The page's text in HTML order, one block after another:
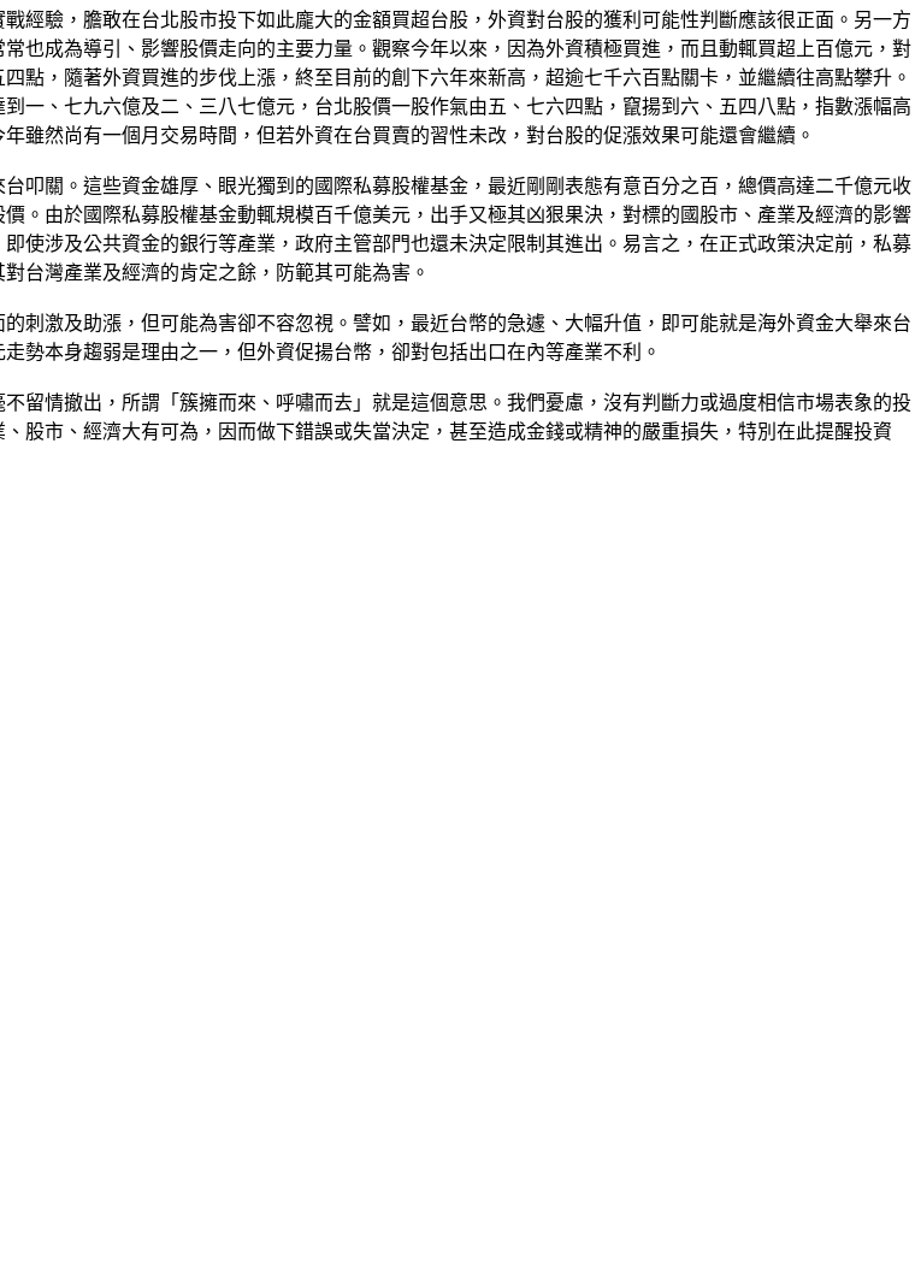
經驗，膽敢在台北股市投下如此龐大的金額買超台股，外資對台股的獲利可能性判斷應該很正面。另一方
也成為導引、影響股價走向的主要力量。觀察今年以來，因為外資積極買進，而且動輒買超上百億元，對
點，隨著外資買進的步伐上漲，終至目前的創下六年來新高，超逾七千六百點關卡，並繼續往高點攀升。
一、七九六億及二、三八七億元，台北股價一股作氣由五、七六四點，竄揚到六、五四八點，指數漲幅高
雖然尚有一個月交易時間，但若外資在台買賣的習性未改，對台股的促漲效果可能還會繼續。
叩關。這些資金雄厚、眼光獨到的國際私募股權基金，最近剛剛表態有意百分之百，總價高達二千億元收
。由於國際私募股權基金動輒規模百千億美元，出手又極其凶狠果決，對標的國股市、產業及經濟的影響
使涉及公共資金的銀行等產業，政府主管部門也還未決定限制其進出。易言之，在正式政策決定前，私募
台灣產業及經濟的肯定之餘，防範其可能為害。
刺激及助漲，但可能為害卻不容忽視。譬如，最近台幣的急遽、大幅升值，即可能就是海外資金大舉來台
勢本身趨弱是理由之一，但外資促揚台幣，卻對包括出口在內等產業不利。
留情撤出，所謂「簇擁而來、呼嘯而去」就是這個意思。我們憂慮，沒有判斷力或過度相信市場表象的投
股市、經濟大有可為，因而做下錯誤或失當決定，甚至造成金錢或精神的嚴重損失，特別在此提醒投資